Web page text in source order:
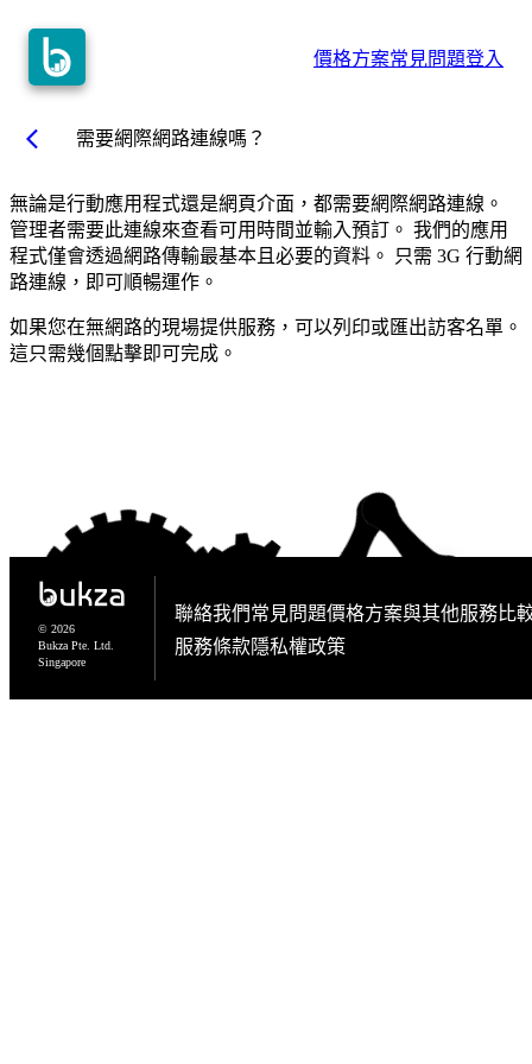
價格方案常見問題登入
arrow_back_ios 需要網際網路連線嗎？
無論是行動應用程式還是網頁介面，都需要網際網路連線。
管理者需要此連線來查看可用時間並輸入預訂。 我們的應用
程式僅會透過網路傳輸最基本且必要的資料。 只需 3G 行動網
路連線，即可順暢運作。
如果您在無網路的現場提供服務，可以列印或匯出訪客名單。
這只需幾個點擊即可完成。
© 2026
Bukza Pte. Ltd.
Singapore
聯絡我們常見問題價格方案與其他服務比
服務條款隱私權政策